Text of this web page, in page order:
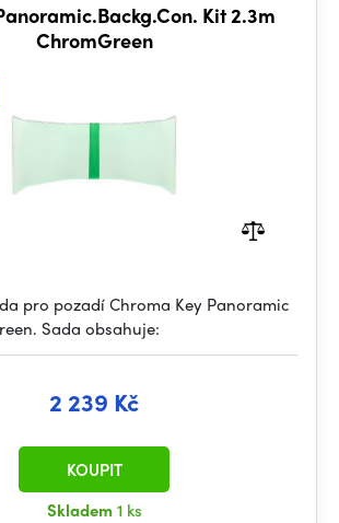
Kit 2.3m
ChromGreen
pro pozadí Chroma Key Panoramic
Sada obsahuje:
2 239 Kč
Skladem1 ks
KOUPIT